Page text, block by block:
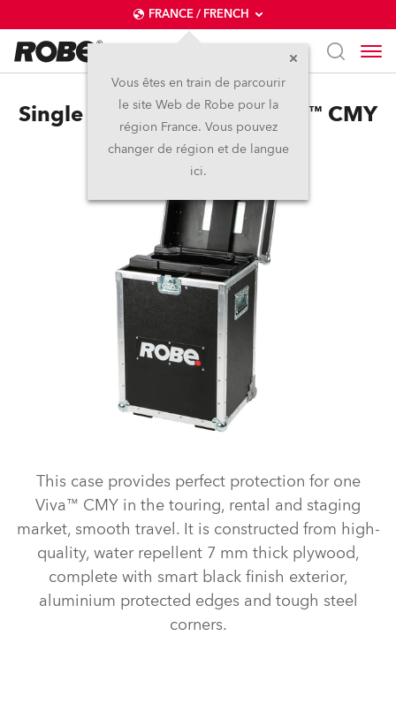
FRANCE / FRENCH
Vous êtes en train de parcourir
le site Web de Robe pour la
région France. Vous pouvez
changer de région et de langue
ici.
Single Top Loader Case Viva™ CMY
This case provides perfect protection for one
Viva™ CMY in the touring, rental and staging
market, smooth travel. It is constructed from high-
quality, water repellent 7 mm thick plywood,
complete with smart black finish exterior,
aluminium protected edges and tough steel
corners.